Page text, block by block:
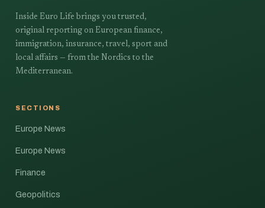
Inside Euro Life brings you trusted,
original reporting on European finance,
immigration, insurance, travel, sport and
local affairs — from the Nordics to the
Mediterranean.
SECTIONS
Europe News
Europe News
Finance
Geopolitics